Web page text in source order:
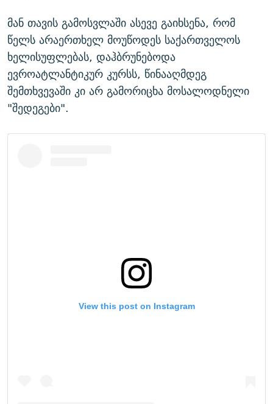
მან თავის გამოსვლაში ასევე გაიხსენა, რომ
წელს არაერთხელ მოუწოდეს საქართველოს
ხელისუფლებას, დაჰბრუნებოდა
ევროატლანტიკურ კურსს, წინააღმდეგ
შემთხვევაში კი არ გამორიცხა მოსალოდნელი
"შედეგები".